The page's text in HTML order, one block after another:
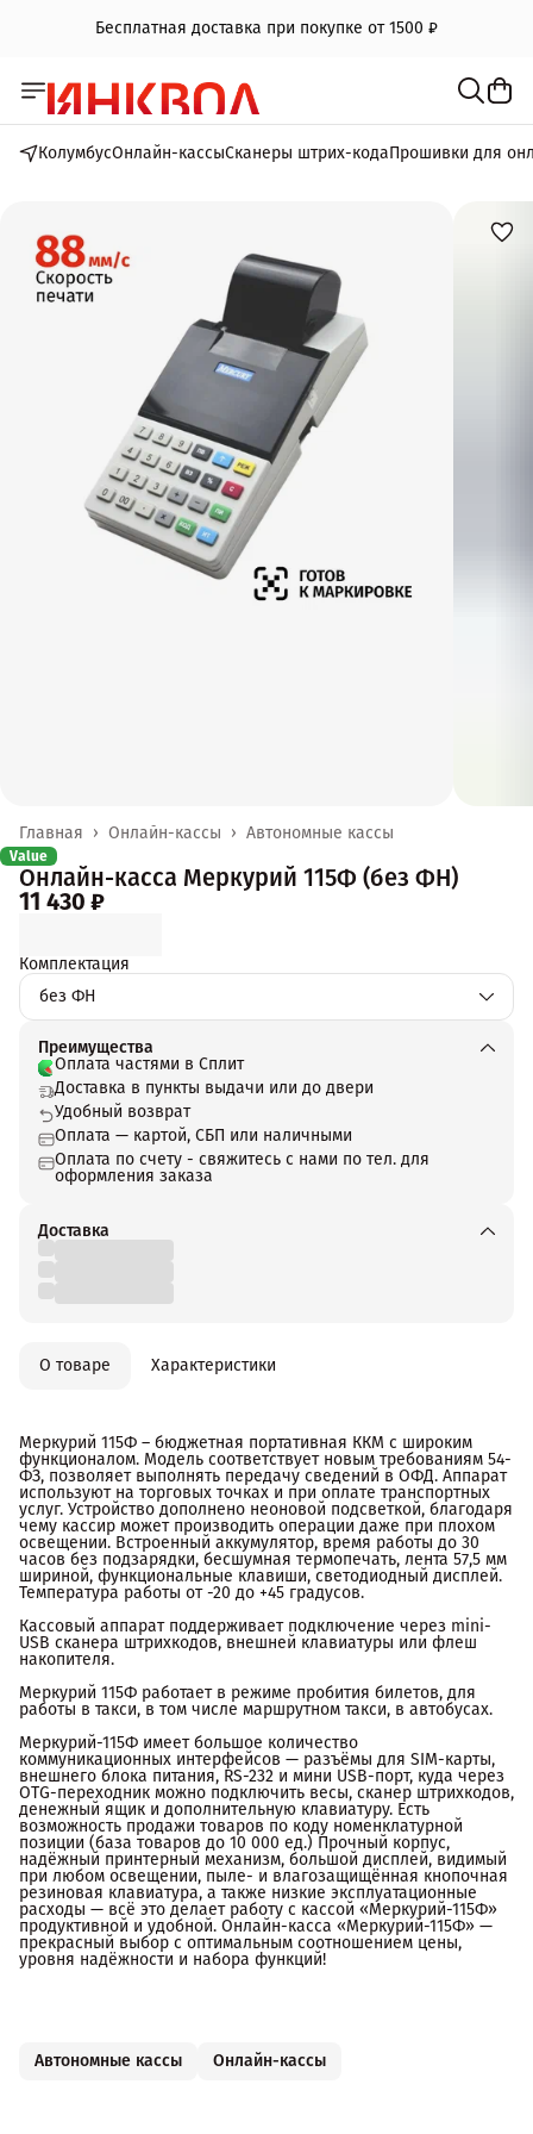
Бесплатная доставка при покупке от 1500 ₽
КолумбусОнлайн-кассыСканеры штрих-кодаПрошивки для
Автономные кассы
Онлайн-кассы ›
Главная ›
Value
Онлайн-касса Меркурий 115Ф (без ФН)
11 430 ₽
Комплектация
без ФН
Преимущества
Оплата частями в Сплит
Доставка в пункты выдачи или до двери
Удобный возврат
Оплата — картой, СБП или наличными
Оплата по счету - свяжитесь с нами по тел. для
оформления заказа
Доставка
О товаре Характеристики
Меркурий 115Ф – бюджетная портативная ККМ с широким
функционалом. Модель соответствует новым требованиям 54-
ФЗ, позволяет выполнять передачу сведений в ОФД. Аппарат
используют на торговых точках и при оплате транспортных
услуг. Устройство дополнено неоновой подсветкой, благодаря
чему кассир может производить операции даже при плохом
освещении. Встроенный аккумулятор, время работы до 30
часов без подзарядки, бесшумная термопечать, лента 57,5 мм
шириной, функциональные клавиши, светодиодный дисплей.
Температура работы от -20 до +45 градусов.
Кассовый аппарат поддерживает подключение через mini-
USB сканера штрихкодов, внешней клавиатуры или флеш
накопителя.
Меркурий 115Ф работает в режиме пробития билетов, для
работы в такси, в том числе маршрутном такси, в автобусах.
Меркурий-115Ф имеет большое количество
коммуникационных интерфейсов — разъёмы для SIM-карты,
внешнего блока питания, RS-232 и мини USB-порт, куда через
OTG-переходник можно подключить весы, сканер штрихкодов,
денежный ящик и дополнительную клавиатуру. Есть
возможность продажи товаров по коду номенклатурной
позиции (база товаров до 10 000 ед.) Прочный корпус,
надёжный принтерный механизм, большой дисплей, видимый
при любом освещении, пыле- и влагозащищённая кнопочная
резиновая клавиатура, а также низкие эксплуатационные
расходы — всё это делает работу с кассой «Меркурий-115Ф»
продуктивной и удобной. Онлайн-касса «Меркурий-115Ф» —
прекрасный выбор с оптимальным соотношением цены,
уровня надёжности и набора функций!
Автономные кассы Онлайн-кассы